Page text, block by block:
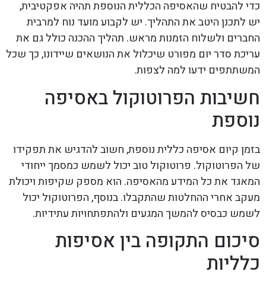
כדי להבטיח שהאסיפה הכללית הנוספת תהיה אפקטיבית,
יש לתכנן היטב את התהליך. יש לקבוע מועד נוח למרבית
החברים ולשלוח הזמנות מראש. תהליך ההכנה כולל גם את
עריכת סדר יום מפורט שיכלול את הנושאים שיידונו, כך שכל
המשתתפים ידעו למה לצפות.
חשיבות הפרוטוקול באסיפה
נוספת
בזמן קיום אסיפה כללית נוספת, חשוב להדגיש את תפקידו
של הפרוטוקול. פרוטוקול טוב יכול לשמש כמסמך ייחודי
המאגד את כל המידע מהאסיפה. הוא מספק שקיפות ויכולת
מעקב אחרי ההחלטות שהתקבלו. בנוסף, הפרוטוקול יכול
לשמש כבסיס להמשך המגעים ולהתפתחויות עתידיות.
סיכום התקופה בין אסיפות
כלליות